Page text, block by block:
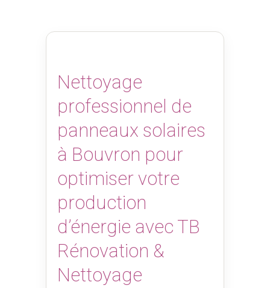
Nettoyage
professionnel de
panneaux solaires
à Bouvron pour
optimiser votre
production
d’énergie avec TB
Rénovation &
Nettoyage